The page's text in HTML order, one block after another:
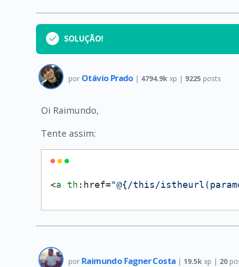
SOLUÇÃO!
por Otávio Prado | 4794.9k xp | 9225 posts
Oi Raimundo,
Tente assim:
<a th :href="@{/this/
por Raimundo Fagner Costa | 19.5k xp | 20